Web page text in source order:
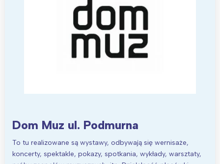
Dom Muz ul. Podmurna
To tu realizowane są wystawy, odbywają się wernisaże,
koncerty, spektakle, pokazy, spotkania, wykłady, warsztaty,
Interesują mnie wydarzenia z
tego regionu:
Poznań
Wrocław
Północ
Wszystkie